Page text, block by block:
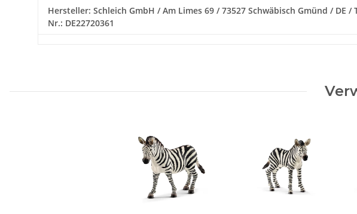
Hersteller: Schleich GmbH / Am Limes 69 / 73527 Schwäbisch Gmünd / DE
Nr.: DE22720361